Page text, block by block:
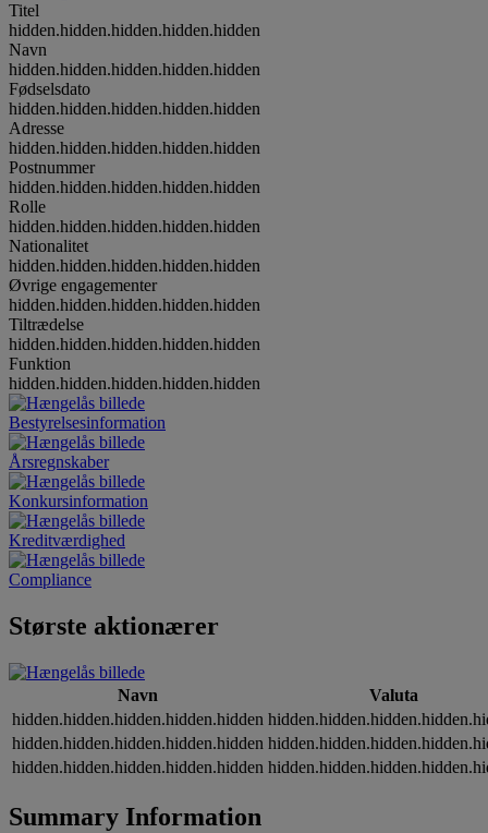
Titel
hidden.hidden.hidden.hidden.hidden
Navn
hidden.hidden.hidden.hidden.hidden
Fødselsdato
hidden.hidden.hidden.hidden.hidden
Adresse
hidden.hidden.hidden.hidden.hidden
Postnummer
hidden.hidden.hidden.hidden.hidden
Rolle
hidden.hidden.hidden.hidden.hidden
Nationalitet
hidden.hidden.hidden.hidden.hidden
Øvrige engagementer
hidden.hidden.hidden.hidden.hidden
Tiltrædelse
hidden.hidden.hidden.hidden.hidden
Funktion
hidden.hidden.hidden.hidden.hidden
Bestyrelsesinformation
Årsregnskaber
Konkursinformation
Kreditværdighed
Compliance
Største aktionærer
Navn
Valuta
hidden.hidden.hidden.hidden.hidden
hidden.hidden.hidden.hidden.hidden
hidden.hidden.hidden.hidden.hidden
Summary Information